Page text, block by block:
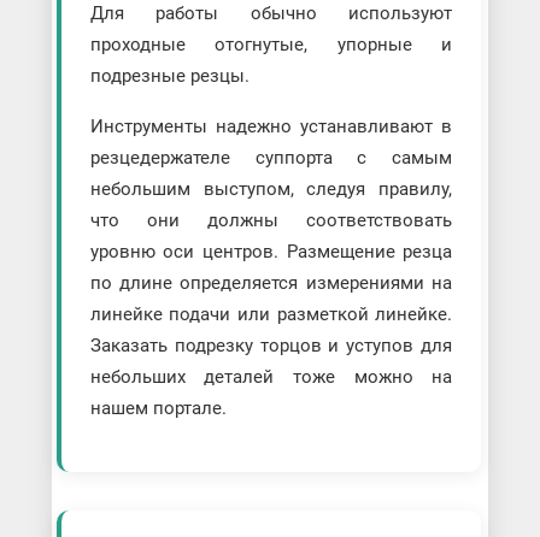
Для работы обычно используют
проходные отогнутые, упорные и
подрезные резцы.
Инструменты надежно устанавливают в
резцедержателе суппорта с самым
небольшим выступом, следуя правилу,
что они должны соответствовать
уровню оси центров. Размещение резца
по длине определяется измерениями на
линейке подачи или разметкой линейке.
Заказать подрезку торцов и уступов для
небольших деталей тоже можно на
нашем портале.